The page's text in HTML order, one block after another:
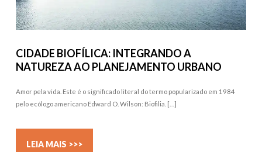
CIDADE BIOFÍLICA: INTEGRANDO A
NATUREZA AO PLANEJAMENTO URBANO
Amor pela vida. Este é o significado literal do termo popularizado em 1984
pelo ecólogo americano Edward O. Wilson: Biofilia. […]
LEIA MAIS >>>